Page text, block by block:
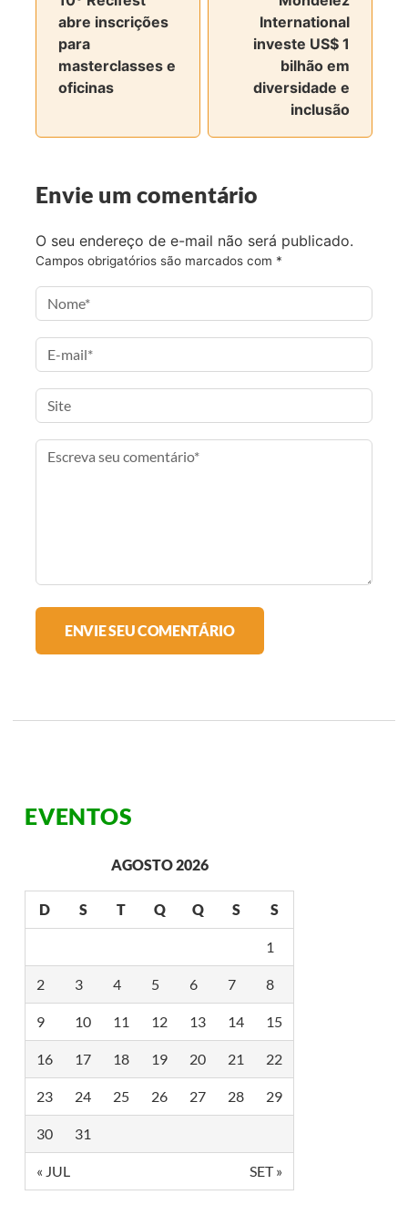
i
l
h
a
n
a
e
b
o
o
i
h
a
n
w
t
t
e
i
h
n
n
t
a
g
i
h
v
e
m
a
i
abre inscrições
para
masterclasses e
oficinas
International
investe US$ 1
bilhão em
diversidade e
inclusão
Envie um comentário
O seu endereço de e-mail não será publicado.
Campos obrigatórios são marcados com *
EVENTOS
AGOSTO 2026
D S T Q Q S S
1
2 3 4 5 6 7 8
9 10 11 12 13 14 15
16 17 18 19 20 21 22
23 24 25 26 27 28 29
30 31
« JUL SET »